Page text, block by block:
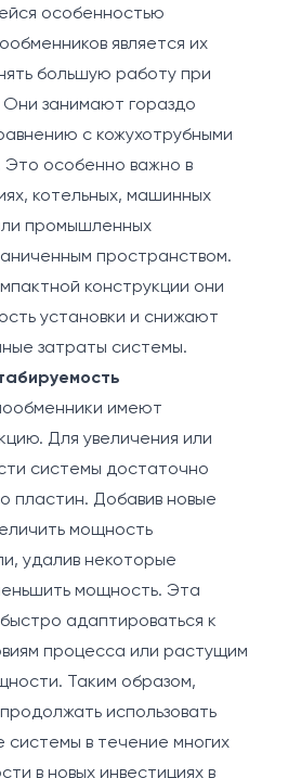
особенностью
является их
большую работу при
занимают гораздо
с кожухотрубными
Это особенно важно в
котельных, машинных
промышленных
пространством.
конструкции они
установки и снижают
затраты системы.
имеют
Для увеличения или
системы достаточно
пластин. Добавив новые
мощность
удалив некоторые
мощность. Эта
адаптироваться к
процесса или растущим
Таким образом,
использовать
в течение многих
в новых инвестициях в